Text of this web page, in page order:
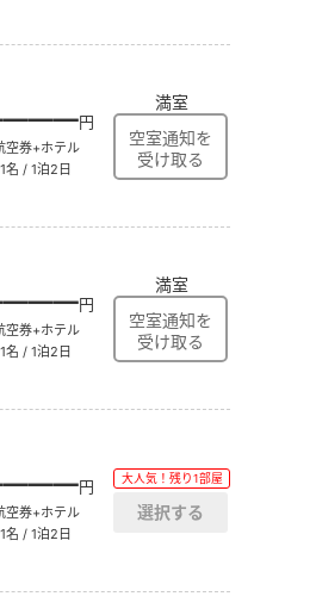
円
空券+ホテル
1名 / 1泊2日
満室
円
空券+ホテル
1名 / 1泊2日
満室
円
空券+ホテル
1名 / 1泊2日
大人気！残り1部屋